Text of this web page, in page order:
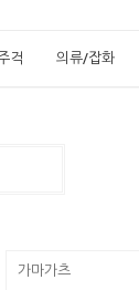
걱 의류/잡화
가마가츠